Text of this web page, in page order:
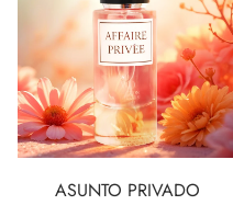
ASUNTO PRIVADO